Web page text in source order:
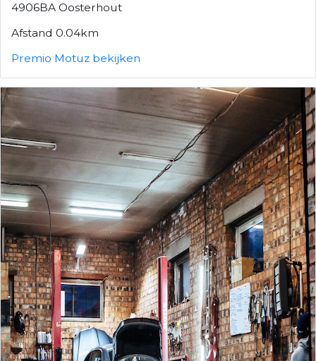
4906BA Oosterhout
Afstand 0.04km
Premio Motuz bekijken